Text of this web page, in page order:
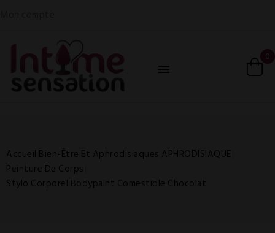

Accueil Bien-Être Et Aphrodisiaques APHRODISIAQUE
Peinture De Corps
Stylo Corporel Bodypaint Comestible Chocolat